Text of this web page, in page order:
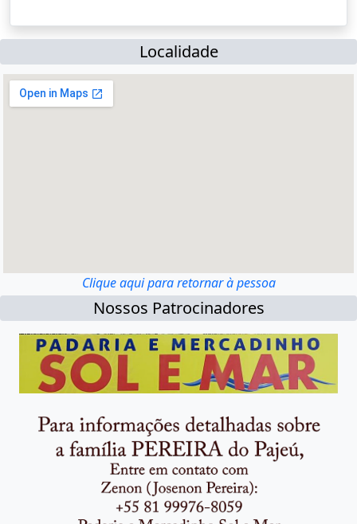
Localidade
Clique aqui para retornar à pessoa
Nossos Patrocinadores